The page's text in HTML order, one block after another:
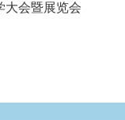
大会暨展览会